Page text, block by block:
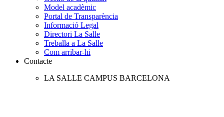
Model acadèmic
Portal de Transparència
Informació Legal
Directori La Salle
Treballa a La Salle
Com arribar-hi
Contacte
LA SALLE CAMPUS BARCELONA